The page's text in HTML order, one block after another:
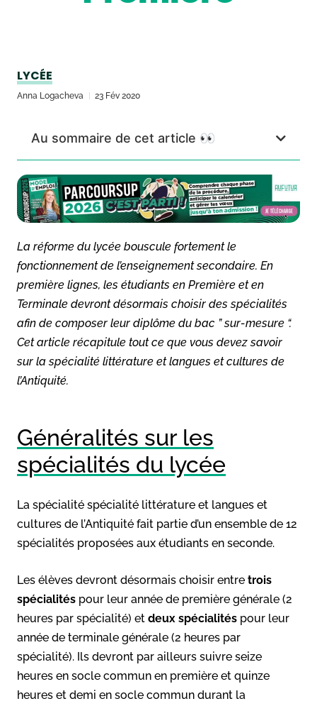
LYCÉE
Anna Logacheva 23 Fév 2020
Au sommaire de cet article 👀
La réforme du lycée bouscule fortement le
fonctionnement de l’enseignement secondaire. En
première lignes, les étudiants en Première et en
Terminale devront désormais choisir des spécialités
afin de composer leur diplôme du bac ” sur-mesure “.
Cet article récapitule tout ce que vous devez savoir
sur la spécialité littérature et langues et cultures de
l’Antiquité.
Généralités sur les
spécialités du lycée
La spécialité spécialité littérature et langues et
cultures de l’Antiquité fait partie d’un ensemble de 12
spécialités proposées aux étudiants en seconde.
Les élèves devront désormais choisir entre trois
spécialités pour leur année de première générale (2
heures par spécialité) et deux spécialités pour leur
année de terminale générale (2 heures par
spécialité). Ils devront par ailleurs suivre seize
heures en socle commun en première et quinze
heures et demi en socle commun durant la